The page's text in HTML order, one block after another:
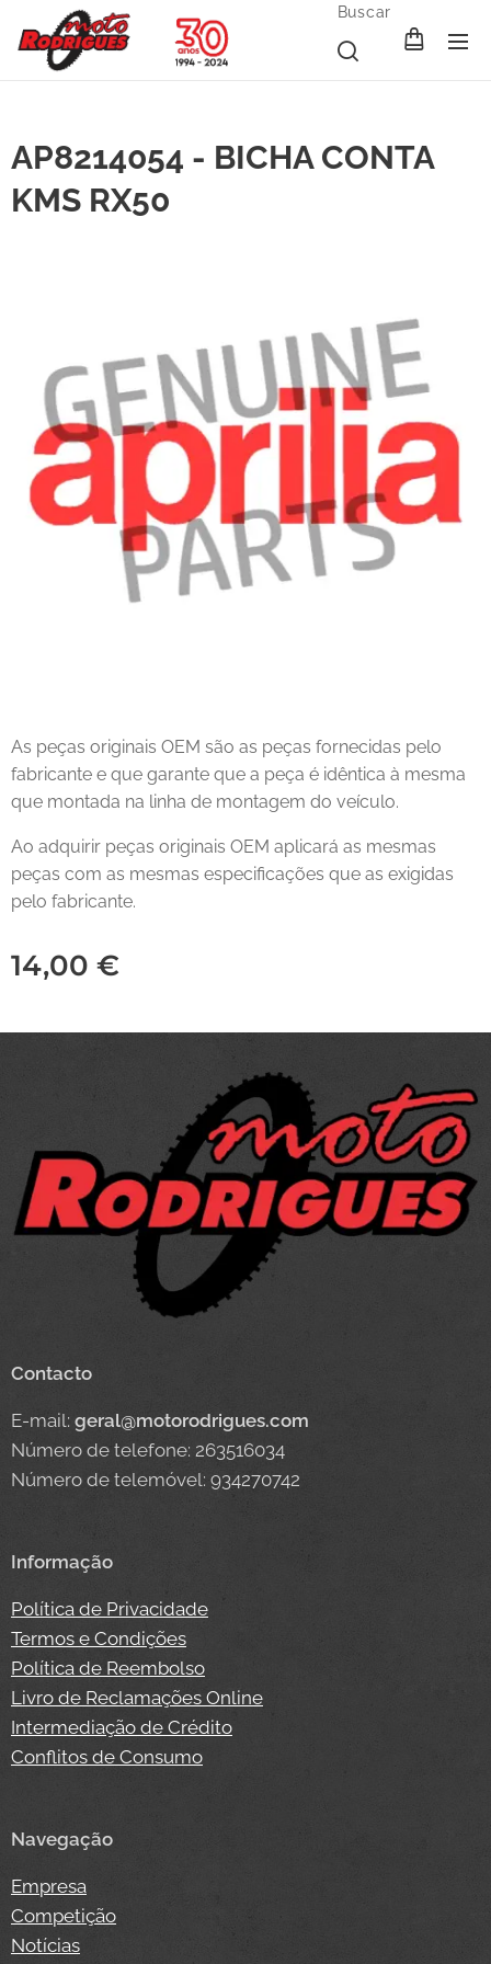
Buscar
AP8214054 - BICHA CONTA
KMS RX50
As peças originais OEM são as peças fornecidas pelo
fabricante e que garante que a peça é idêntica à mesma
que montada na linha de montagem do veículo.
Ao adquirir peças originais OEM aplicará as mesmas
peças com as mesmas especificações que as exigidas
pelo fabricante.
14,00 €
Contacto
E-mail: geral@motorodrigues.com
Número de telefone: 263516034
Número de telemóvel: 934270742
Informação
Política de Privacidade
Termos e Condições
Política de Reembolso
Livro de Reclamações Online
Intermediação de Crédito
Conflitos de Consumo
Navegação
Empresa
Competição
Notícias